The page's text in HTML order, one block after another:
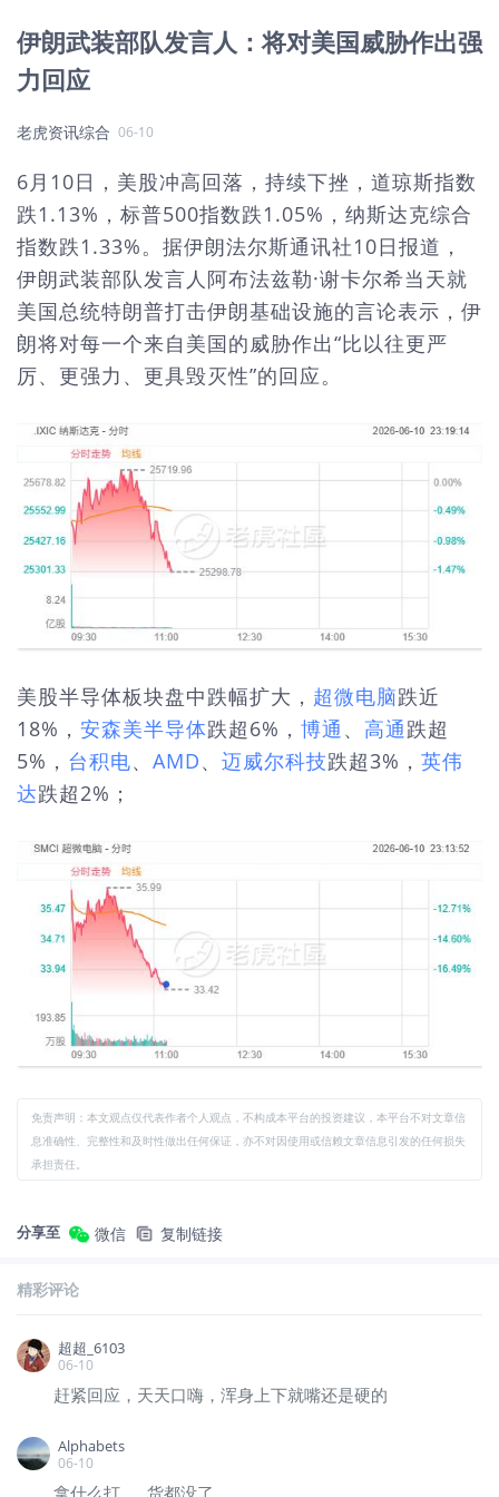
伊朗武装部队发言人：将对美国威胁作出强
力回应
老虎资讯综合 06-10
6月10日，美股冲高回落，持续下挫，道琼斯指数
跌1.13%，标普500指数跌1.05%，纳斯达克综合
指数跌1.33%。据伊朗法尔斯通讯社10日报道，
伊朗武装部队发言人阿布法兹勒·谢卡尔希当天就
美国总统特朗普打击伊朗基础设施的言论表示，伊
朗将对每一个来自美国的威胁作出“比以往更严
厉、更强力、更具毁灭性”的回应。
美股半导体板块盘中跌幅扩大， 超微电脑跌近
18%， 安森美半导体跌超6%， 博通 、 高通跌超
5%， 台积电、 AMD、 迈威尔科技跌超3%， 英伟
达跌超2%；
免责声明：本文观点仅代表作者个人观点，不构成本平台的投资建议，本平台不对文章信
息准确性、完整性和及时性做出任何保证，亦不对因使用或信赖文章信息引发的任何损失
承担责任。
分享至 微信 复制链接
精彩评论
超超_6103
06-10
赶紧回应，天天口嗨，浑身上下就嘴还是硬的
Alphabets
06-10